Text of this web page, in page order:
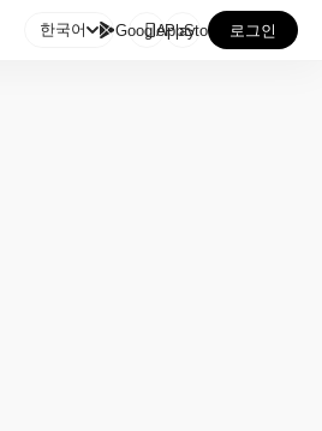
한국어 GooglePlay
AppStore 로그인